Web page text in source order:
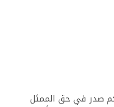
صدر في حق الممثل